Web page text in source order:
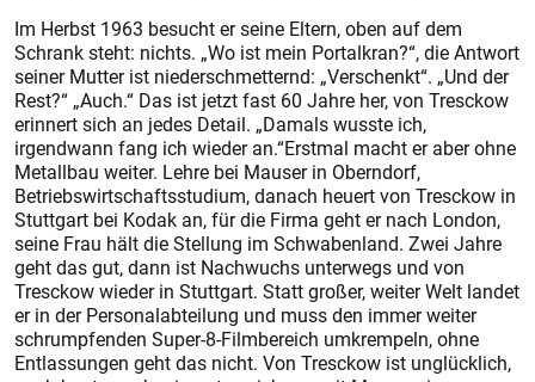
Im Herbst 1963 besucht er seine Eltern, oben auf dem
Schrank steht: nichts. „Wo ist mein Portalkran?“, die Antwort
seiner Mutter ist niederschmetternd: „Verschenkt“. „Und der
Rest?“ „Auch.“ Das ist jetzt fast 60 Jahre her, von Tresckow
erinnert sich an jedes Detail. „Damals wusste ich,
irgendwann fang ich wieder an.“Erstmal macht er aber ohne
Metallbau weiter. Lehre bei Mauser in Oberndorf,
Betriebswirtschaftsstudium, danach heuert von Tresckow in
Stuttgart bei Kodak an, für die Firma geht er nach London,
seine Frau hält die Stellung im Schwabenland. Zwei Jahre
geht das gut, dann ist Nachwuchs unterwegs und von
Tresckow wieder in Stuttgart. Statt großer, weiter Welt landet
er in der Personalabteilung und muss den immer weiter
schrumpfenden Super-8-Filmbereich umkrempeln, ohne
Entlassungen geht das nicht. Von Tresckow ist unglücklich,